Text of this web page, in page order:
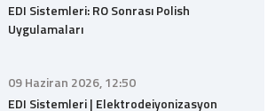
EDI Sistemleri: RO Sonrası Polish
Uygulamaları
09 Haziran 2026, 12:50
EDI Sistemleri | Elektrodeiyonizasyon